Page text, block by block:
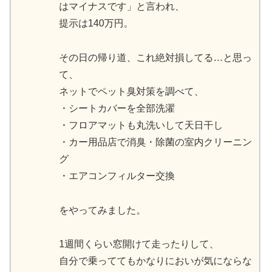
はマイナスです」と言われ、
提示は140万円。
その日の帰り道、これ絶対損してる…と思っ
て、
ネットでペット臭対策を調べて、
・シートカバーを全部洗濯
・フロアマットも丸洗いして天日干し
・カー用品店で消臭・除菌の室内クリーニン
グ
・エアコンフィルター交換
をやってみました。
1週間くらい窓開けて走ったりして、
自分で乗っててもかなりにおいが気にならな